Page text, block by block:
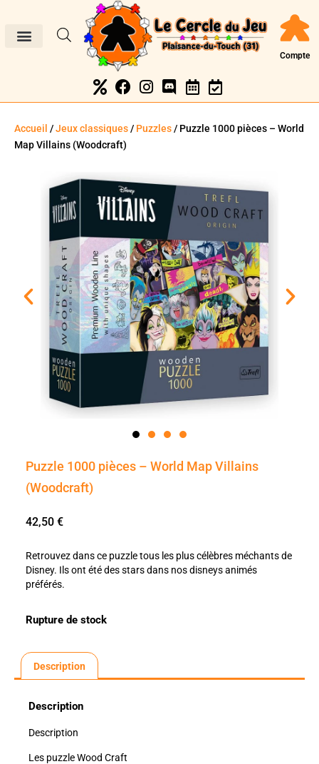
Compte
Accueil /Jeux classiques/ Puzzles/ Puzzle 1000 pièces – World
Map Villains (Woodcraft)
Puzzle 1000 pièces – World Map Villains
(Woodcraft)
42,50 €
Retrouvez dans ce puzzle tous les plus célèbres méchants de
Disney. Ils ont été des stars dans nos disneys animés
préférés.
Rupture de stock
Description
Description
Description
Les puzzle Wood Craft